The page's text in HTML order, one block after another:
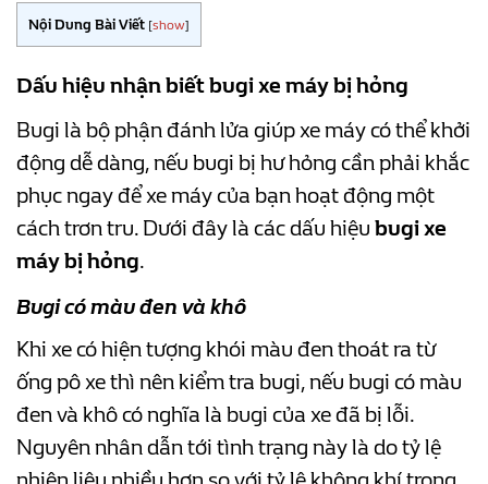
Nội Dung Bài Viết [show]
Dấu hiệu nhận biết bugi xe máy bị hỏng
Bugi là bộ phận đánh lửa giúp xe máy có thể khởi
động dễ dàng, nếu bugi bị hư hỏng cần phải khắc
phục ngay để xe máy của bạn hoạt động một
cách trơn tru. Dưới đây là các dấu hiệu bugi xe
máy bị hỏng.
Bugi có màu đen và khô
Khi xe có hiện tượng khói màu đen thoát ra từ
ống pô xe thì nên kiểm tra bugi, nếu bugi có màu
đen và khô có nghĩa là bugi của xe đã bị lỗi.
Nguyên nhân dẫn tới tình trạng này là do tỷ lệ